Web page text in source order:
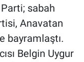
sabah
Anavatan
bayramlaştı.
Belgin Uygur